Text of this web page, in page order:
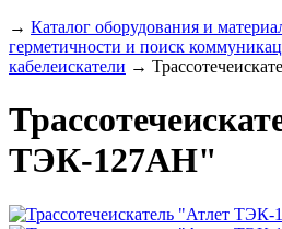
→ Каталог оборудования и
герметичности и поиск
кабелеискатели →
ТЭК-127АН"